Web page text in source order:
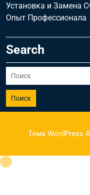
Установка и Замена
Опыт Профессионала
Search
Поиск
Тема WordPress